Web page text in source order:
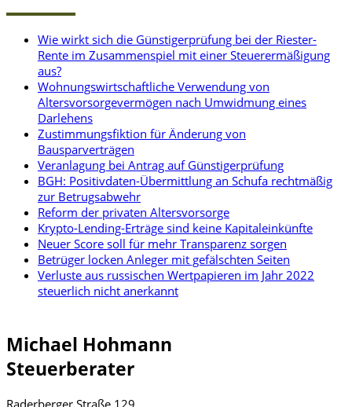
Wie wirkt sich die Günstigerprüfung bei der Riester-
Rente im Zusammenspiel mit einer Steuerermäßigung
aus?
Wohnungswirtschaftliche Verwendung von
Altersvorsorgevermögen nach Umwidmung eines
Darlehens
Zustimmungsfiktion für Änderung von
Bausparverträgen
Veranlagung bei Antrag auf Günstigerprüfung
BGH: Positivdaten-Übermittlung an Schufa rechtmäßig
zur Betrugsabwehr
Reform der privaten Altersvorsorge
Krypto-Lending-Erträge sind keine Kapitaleinkünfte
Neuer Score soll für mehr Transparenz sorgen
Betrüger locken Anleger mit gefälschten Seiten
Verluste aus russischen Wertpapieren im Jahr 2022
steuerlich nicht anerkannt
Michael Hohmann
Steuerberater
Raderberger Straße 129